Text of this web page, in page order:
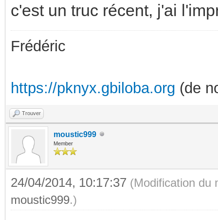
c'est un truc récent, j'ai
Frédéric
https://pknyx.gbiloba.org (de
Trouver
moustic999
Member
24/04/2014, 10:17:37 (Modification du
moustic999.)